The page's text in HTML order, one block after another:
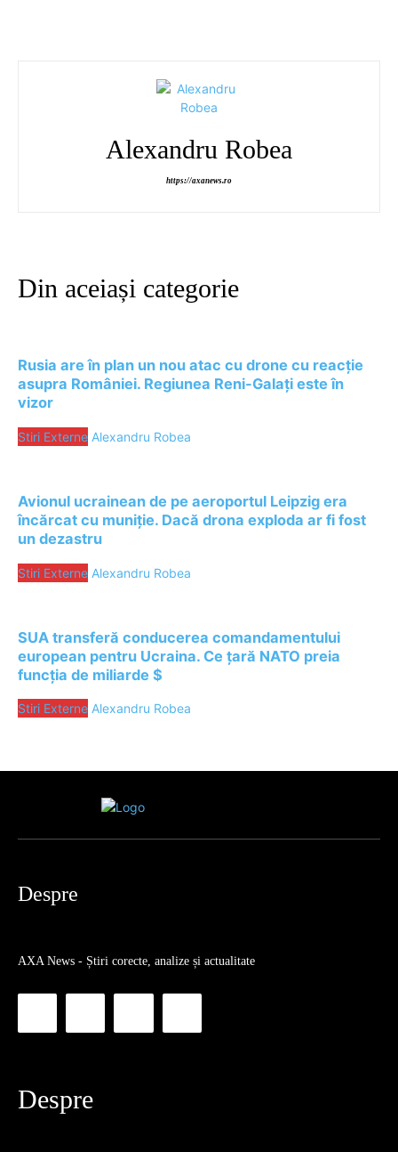
Alexandru Robea
https://axanews.ro
Din aceiași categorie
Rusia are în plan un nou atac cu drone cu reacție
asupra României. Regiunea Reni-Galați este în
vizor
Stiri Externe Alexandru Robea
Avionul ucrainean de pe aeroportul Leipzig era
încărcat cu muniție. Dacă drona exploda ar fi fost
un dezastru
Stiri Externe Alexandru Robea
SUA transferă conducerea comandamentului
european pentru Ucraina. Ce țară NATO preia
funcția de miliarde $
Stiri Externe Alexandru Robea
Despre
AXA News - Știri corecte, analize și actualitate
Despre